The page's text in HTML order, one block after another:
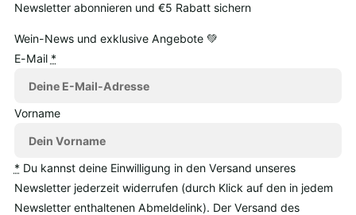
Newsletter abonnieren und €5 Rabatt sichern
Wein-News und exklusive Angebote 💚
E-Mail *
Vorname
* Du kannst deine Einwilligung in den Versand unseres
Newsletter jederzeit widerrufen (durch Klick auf den in jedem
Newsletter enthaltenen Abmeldelink). Der Versand des